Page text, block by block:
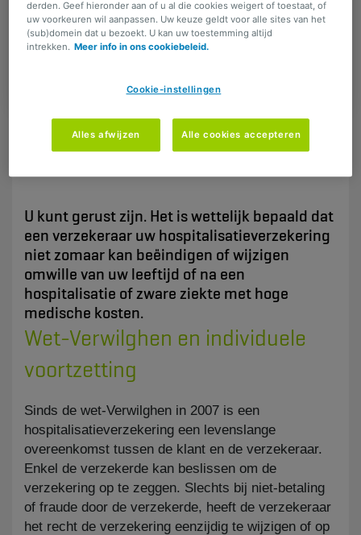
hospitalisatieverzekering
stopzetten na een
DELEN
U kunt gerust zijn. Het is wettelijk bepaald dat
een verzekeraar uw hospitalisatieverzekering
niet zomaar kan beëindigen of wijzigen
omwille van uw leeftijd of na een
hospitalisatie of zware ziekte met hoge
medische kosten.
Wet-Verwilghen en individuele
voortzetting
Sinds de wet-Verwilghen in 2007 is een
hospitalisatieverzekering een levenslange
overeenkomst tussen de klant en de verzekeraar.
Enkel de verzekerde kan beslissen om de
verzekering op te zeggen. Slechts bij niet-betaling
of fraude door de verzekerde, heeft de verzekeraar
het recht de verzekering eenzijdig te wijzigen of op
derden. Geef hieronder aan of u al die cookies weigert of toestaat, of
uw voorkeuren wil aanpassen. Uw keuze geldt voor alle sites van het
(sub)domein dat u bezoekt. U kan uw toestemming altijd
intrekken. Meer info in ons cookiebeleid.
Cookie-instellingen
Alles afwijzen Alle cookies accepteren